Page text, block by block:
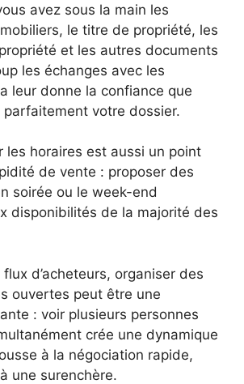
avez sous la main les
le titre de propriété, les
et les autres documents
les échanges avec les
leur donne la confiance que
votre dossier.
les horaires est aussi un point
de vente : proposer des
soirée ou le week-end
disponibilités de la majorité des
d’acheteurs, organiser des
ouvertes peut être une
: voir plusieurs personnes
crée une dynamique
à la négociation rapide,
une surenchère.